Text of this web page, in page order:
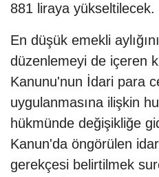
881 liraya yükseltilecek.
En düşük emekli
düzenlemeyi de içeren
Kanunu'nun İdari para
uygulanmasına ilişkin
hükmünde değişikliğe
Kanun'da öngörülen
gerekçesi belirtilmek